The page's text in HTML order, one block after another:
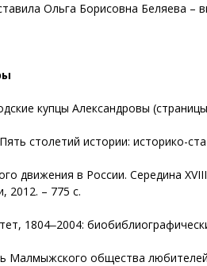
Ольга Борисовна Беляева –
купцы Александровы
столетий истории: историко-
движения в России. Середина
2012. – 775 с.
1804‒2004:
Малмыжского общества любителей